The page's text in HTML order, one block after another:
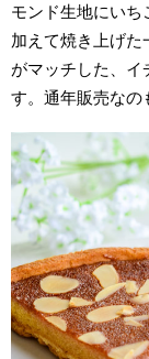
モンド生地にいち
加えて焼き上げ
がマッチした、
す。通年販売なの